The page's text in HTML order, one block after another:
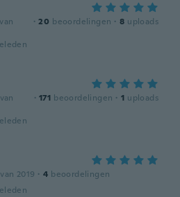
· 20 beoordelingen · 8 uploads
· 171 beoordelingen · 1 uploads
2019 · 4 beoordelingen